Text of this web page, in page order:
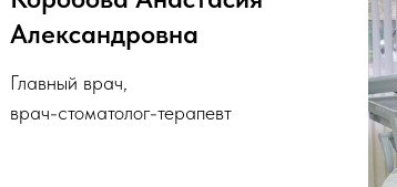
Александровна
Главный врач,
врач-стоматолог-терапевт